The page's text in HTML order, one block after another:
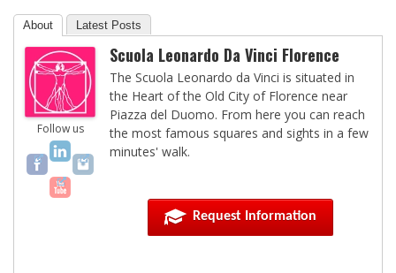
About Latest Posts
Follow us
Scuola Leonardo Da Vinci Florence
The Scuola Leonardo da Vinci is situated in
the Heart of the Old City of Florence near
Piazza del Duomo. From here you can reach
the most famous squares and sights in a few
minutes' walk.
Request Information